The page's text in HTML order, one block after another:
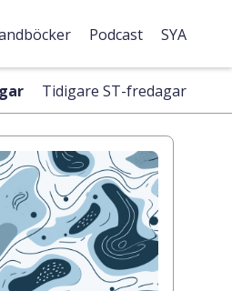
Podcast SYA
Tidigare ST-fredagar